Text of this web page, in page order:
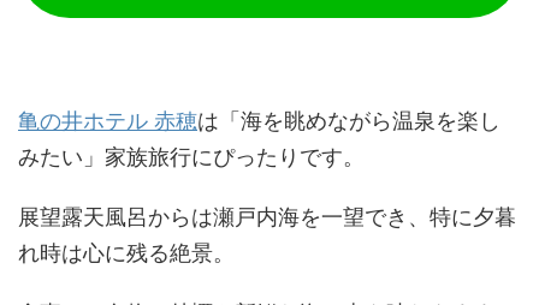
亀の井ホテル 赤穂は「海を眺めながら温泉を楽し
みたい」家族旅行にぴったりです。
展望露天風呂からは瀬戸内海を一望でき、特に夕暮
れ時は心に残る絶景。